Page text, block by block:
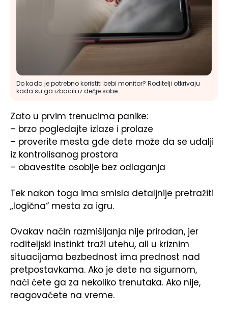
Do kada je potrebno koristiti bebi monitor? Roditelji otkrivaju
kada su ga izbacili iz dečje sobe
Zato u prvim trenucima panike:
– brzo pogledajte izlaze i prolaze
– proverite mesta gde dete može da se udalji
iz kontrolisanog prostora
– obavestite osoblje bez odlaganja
Tek nakon toga ima smisla detaljnije pretražiti
„logična“ mesta za igru.
Ovakav način razmišljanja nije prirodan, jer
roditeljski instinkt traži utehu, ali u kriznim
situacijama bezbednost ima prednost nad
pretpostavkama. Ako je dete na sigurnom,
naći ćete ga za nekoliko trenutaka. Ako nije,
reagovaćete na vreme.